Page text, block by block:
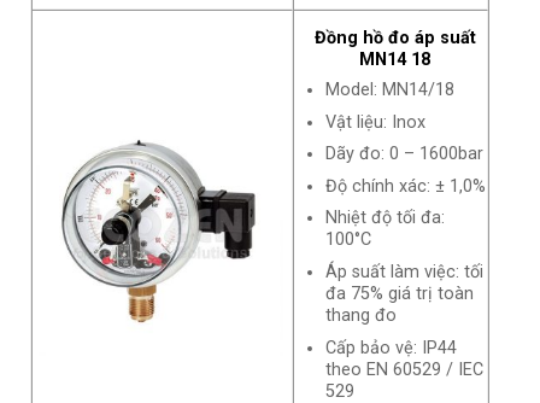
Đồng hồ đo áp suất
MN14 18
Model: MN14/18
Vật liệu: Inox
Dãy đo: 0 – 1600bar
Độ chính xác: ± 1,0%
Nhiệt độ tối đa:
100°C
Áp suất làm việc: tối
đa 75% giá trị toàn
thang đo
Cấp bảo vệ: IP44
theo EN 60529 / IEC
529